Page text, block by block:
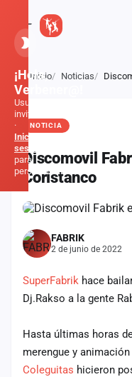
Atrás
Inicio Noticias
NOTICIA
Discomovil
Coristanco
FABRIK
2 de junio de 2022
SuperFabrik hace
Dj.Rakso a la gente
Hasta últimas horas
merengue y
Coleguitas hicieron
¡Hola,
Verbener@!
Usuario
invitado
·
Inicia
sesión
para
personalizar
Inicio
Noticias
Formaciones
Mapa
de
fiestas